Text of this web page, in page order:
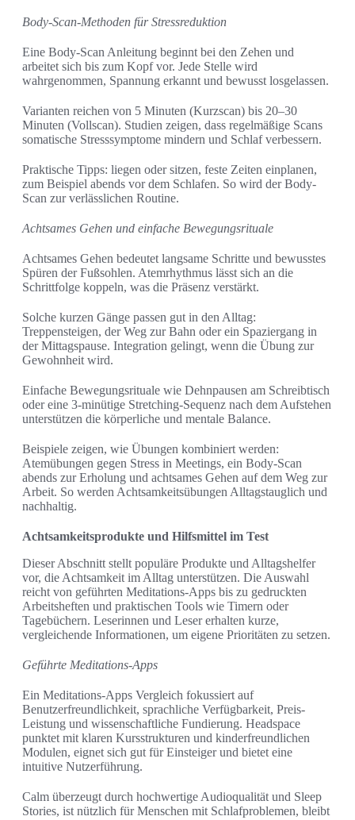
Body-Scan-Methoden für Stressreduktion
Eine Body-Scan Anleitung beginnt bei den Zehen und
arbeitet sich bis zum Kopf vor. Jede Stelle wird
wahrgenommen, Spannung erkannt und bewusst losgelassen.
Varianten reichen von 5 Minuten (Kurzscan) bis 20–30
Minuten (Vollscan). Studien zeigen, dass regelmäßige Scans
somatische Stresssymptome mindern und Schlaf verbessern.
Praktische Tipps: liegen oder sitzen, feste Zeiten einplanen,
zum Beispiel abends vor dem Schlafen. So wird der Body-
Scan zur verlässlichen Routine.
Achtsames Gehen und einfache Bewegungsrituale
Achtsames Gehen bedeutet langsame Schritte und bewusstes
Spüren der Fußsohlen. Atemrhythmus lässt sich an die
Schrittfolge koppeln, was die Präsenz verstärkt.
Solche kurzen Gänge passen gut in den Alltag:
Treppensteigen, der Weg zur Bahn oder ein Spaziergang in
der Mittagspause. Integration gelingt, wenn die Übung zur
Gewohnheit wird.
Einfache Bewegungsrituale wie Dehnpausen am Schreibtisch
oder eine 3-minütige Stretching-Sequenz nach dem Aufstehen
unterstützen die körperliche und mentale Balance.
Beispiele zeigen, wie Übungen kombiniert werden:
Atemübungen gegen Stress in Meetings, ein Body-Scan
abends zur Erholung und achtsames Gehen auf dem Weg zur
Arbeit. So werden Achtsamkeitsübungen Alltagstauglich und
nachhaltig.
Achtsamkeitsprodukte und Hilfsmittel im Test
Dieser Abschnitt stellt populäre Produkte und Alltagshelfer
vor, die Achtsamkeit im Alltag unterstützen. Die Auswahl
reicht von geführten Meditations-Apps bis zu gedruckten
Arbeitsheften und praktischen Tools wie Timern oder
Tagebüchern. Leserinnen und Leser erhalten kurze,
vergleichende Informationen, um eigene Prioritäten zu setzen.
Geführte Meditations-Apps
Ein Meditations-Apps Vergleich fokussiert auf
Benutzerfreundlichkeit, sprachliche Verfügbarkeit, Preis-
Leistung und wissenschaftliche Fundierung. Headspace
punktet mit klaren Kursstrukturen und kinderfreundlichen
Modulen, eignet sich gut für Einsteiger und bietet eine
intuitive Nutzerführung.
Calm überzeugt durch hochwertige Audioqualität und Sleep
Stories, ist nützlich für Menschen mit Schlafproblemen, bleibt